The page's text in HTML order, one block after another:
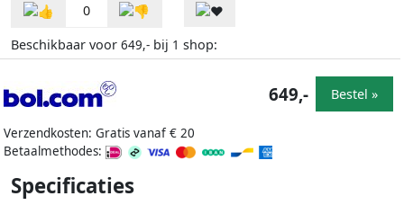
0
Beschikbaar voor 649,- bij 1 shop:
Verzendkosten: Gratis vanaf € 20
Betaalmethodes:
649,- Bestel »
Specificaties